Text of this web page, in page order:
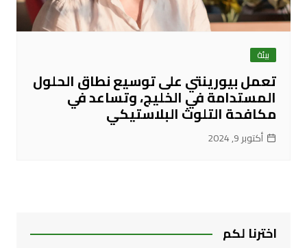
بيئة
تعمل بيورينتي على توسيع نطاق الحلول
المستدامة في الخليج، وتساعد في
مكافحة التلوث البلاستيكي
أكتوبر 9, 2024
اخترنا لكم